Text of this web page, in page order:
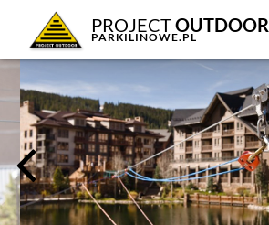
PROJECTOUTDOOR
PARKILINOWE.PL